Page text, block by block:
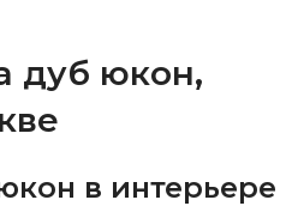
дуб юкон,
в интерьере